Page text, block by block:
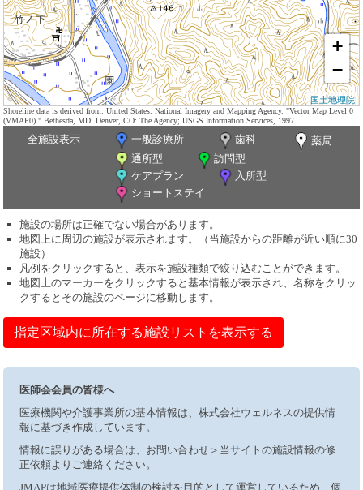
+
−
国土地理院
Shoreline data is derived from: United States. National Imagery and Mapping Agency. "Vector Map Level 0
(VMAP0)." Bethesda, MD: Denver, CO: The Agency; USGS Information Services, 1997.
全施設表示 一般診療所 歯科
薬局
通所型
訪問型
ケアプラン
入所型
ショートステイ
施設の場所は正確でない場合があります。
地図上に周辺の施設が表示されます。（当施設からの距離が近い順に30
施設）
凡例をクリックすると、表示を施設種類で絞り込むことができます。
地図上のマーカーをクリックすると基本情報が表示され、名称をクリッ
クするとその施設のページに移動します。
指定区域内に所在する施設リストを表示する
医師会会員の皆様へ
医療機関や介護事業所の基本情報は、株式会社ウェルネスの提供情
報に基づき作成しています。
情報に誤りがある場合は、お問い合わせ＞当サイトの施設情報の修
正依頼よりご連絡ください。
JMAPは地域医療提供体制の検討を目的として運営しているため、個